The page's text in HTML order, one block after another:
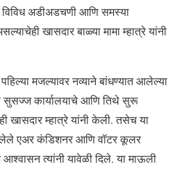
विविध अडीअडचणी आणि समस्या
खासदार बाळ्या मामा म्हात्रे यांनी
मजल्यावर नव्याने बांधण्यात आलेल्या
सुसज्ज कार्यालयाचे आणि तिथे सुरू
खासदार म्हात्रे यांनी केली. तसेच या
एअर कंडिशनर आणि वॉटर कूलर
त्यांनी यावेळी दिले. या माऊली